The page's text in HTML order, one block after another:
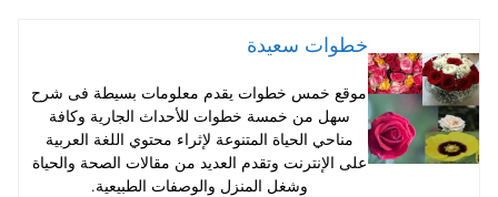
خطوات سعيدة
موقع خمس خطوات يقدم معلومات بسيطة فى شرح
سهل من خمسة خطوات للأحداث الجارية وكافة
مناحي الحياة المتنوعة لإثراء محتوي اللغة العربية
على الإنترنت وتقدم العديد من مقالات الصحة والحياة
وشغل المنزل والوصفات الطبيعية.